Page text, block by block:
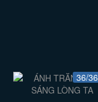
36/36